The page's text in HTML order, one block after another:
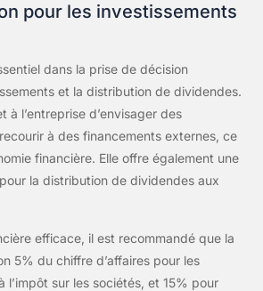
pour les investissements
dans la prise de décision
et la distribution de dividendes.
à l’entreprise d’envisager des
à des financements externes, ce
financière. Elle offre également une
la distribution de dividendes aux
efficace, il est recommandé que la
5% du chiffre d’affaires pour les
l’impôt sur les sociétés, et 15% pour